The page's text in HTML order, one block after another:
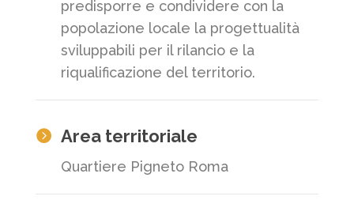
predisporre e condividere con la
popolazione locale la progettualità
sviluppabili per il rilancio e la
riqualificazione del territorio.
 Area territoriale
Quartiere Pigneto Roma